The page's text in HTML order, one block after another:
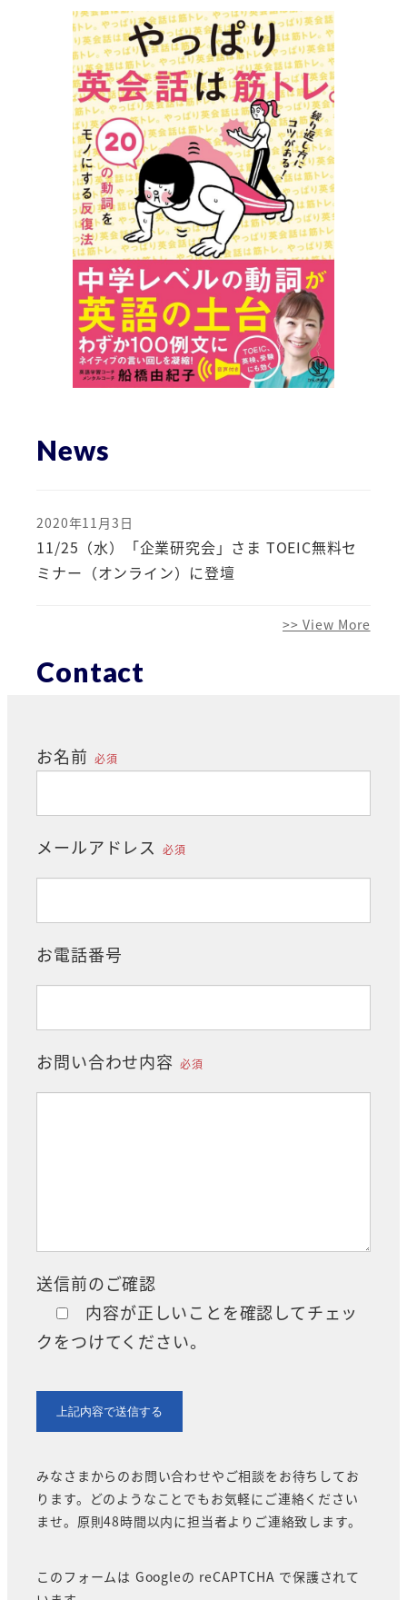
News
11/25（水）「企業研究会」さま TOEIC無料セ
ミナー（オンライン）に登壇
投稿日
2020年11月3日
>> View More
Contact
お名前 必須
メールアドレス 必須
お電話番号
お問い合わせ内容 必須
送信前のご確認
内容が正しいことを確認してチェッ
クをつけてください。
みなさまからのお問い合わせやご相談をお待ちしてお
ります。どのようなことでもお気軽にご連絡ください
ませ。原則48時間以内に担当者よりご連絡致します。
このフォームは Googleの reCAPTCHA で保護されて